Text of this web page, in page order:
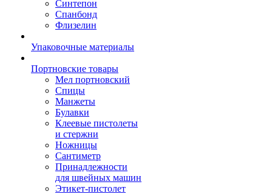
Синтепон
Спанбонд
Флизелин
Упаковочные материалы
Портновские товары
Мел портновский
Спицы
Манжеты
Булавки
Клеевые пистолеты
и стержни
Ножницы
Сантиметр
Принадлежности
для швейных машин
Этикет-пистолет